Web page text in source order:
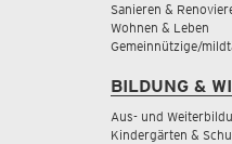
Sanieren &
Wohnen & Leben
Gemeinnützige/
BILDUNG &
Aus- und
Kindergärten &